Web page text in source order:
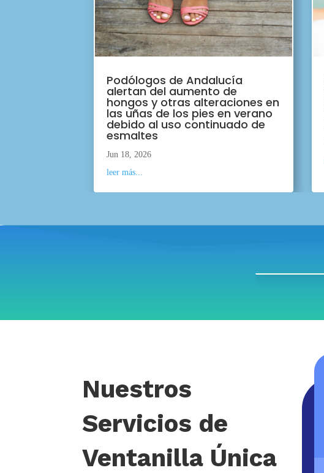
Podólogos de Andalucía
alertan del aumento de
hongos y otras alteraciones en
las uñas de los pies en verano
debido al uso continuado de
esmaltes
Jun 18, 2026
leer más...
Nuestros
Servicios de
Ventanilla Única